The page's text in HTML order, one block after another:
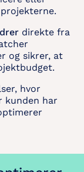
direkte fra
og sikrer, at
hvor
kunden har